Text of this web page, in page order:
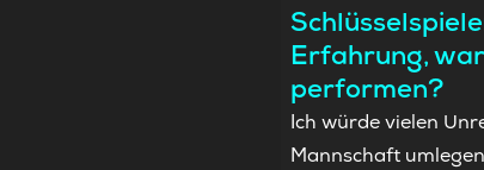
Erfahrung,
performen?
Ich würde vielen
Mannschaft